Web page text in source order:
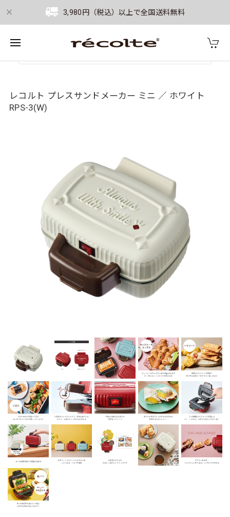
3,980円（税込）以上で全国送料無料
レコルト プレスサンドメーカー ミニ ／ ホワイト
RPS-3(W)